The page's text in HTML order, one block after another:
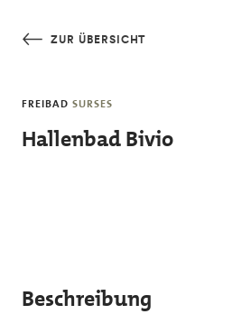
ZUR ÜBERSICHT
FREIBAD SURSES
Hallenbad Bivio
Beschreibung